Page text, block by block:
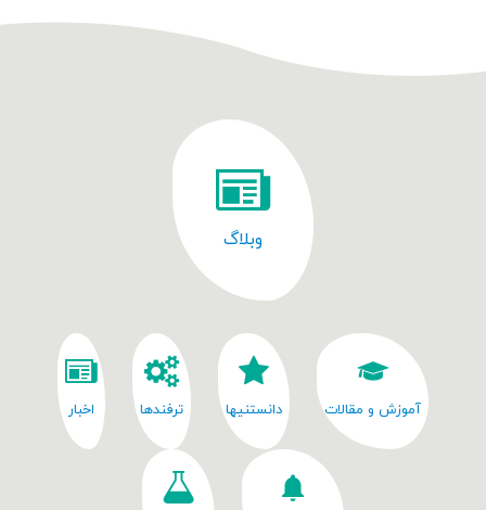
وبلاگ
آموزش و مقالات دانستنیها ترفندها اخبار